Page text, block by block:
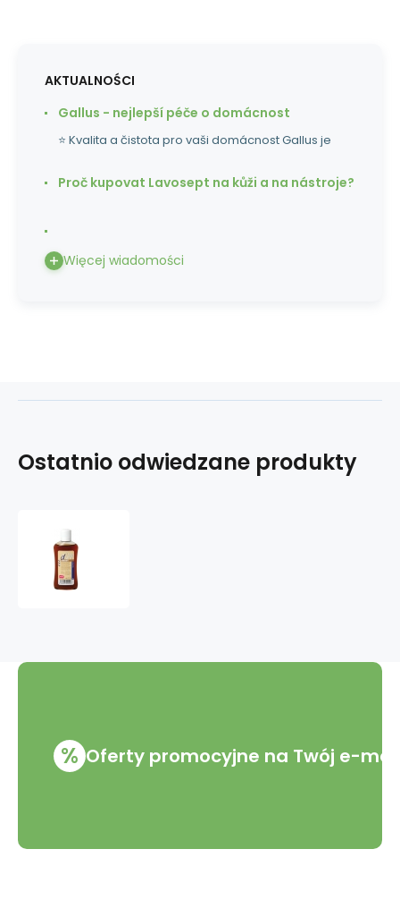
AKTUALNOŚCI
Gallus - nejlepší péče o domácnost
⭐ Kvalita a čistota pro vaši domácnost Gallus je
Proč kupovat Lavosept na kůži a na nástroje?
Więcej wiadomości
Ostatnio odwiedzane produkty
% Oferty promocyjne na Twój e-mail